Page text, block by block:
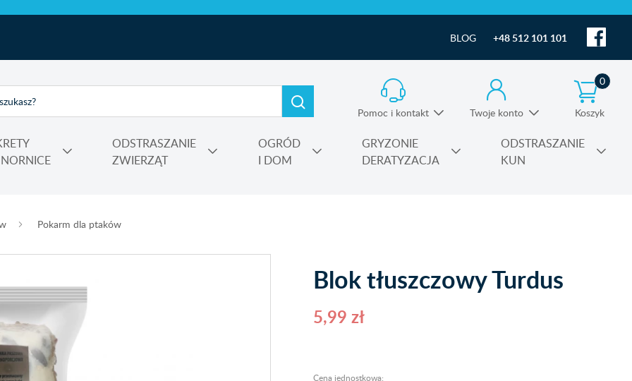
BLOG +48 512 101 101
Pomoc i kontakt Twoje konto Koszyk
0
ODSTRASZANIE
ZWIERZĄT
OGRÓD
I DOM
GRYZONIE
DERATYZACJA
ODSTRASZANIE
KUN
Pokarm dla ptaków
Blok tłuszczowy Turdus
5,99 zł
Cena jednostkowa: